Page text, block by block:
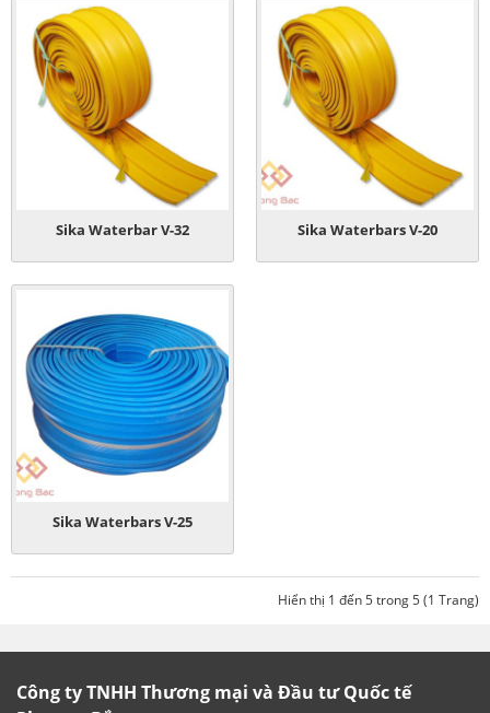
Sika Waterbar V-32 Sika Waterbars V-20
Sika Waterbars V-25
Hiển thị 1 đến 5 trong 5 (1 Trang)
Công ty TNHH Thương mại và Đầu tư Quốc tế